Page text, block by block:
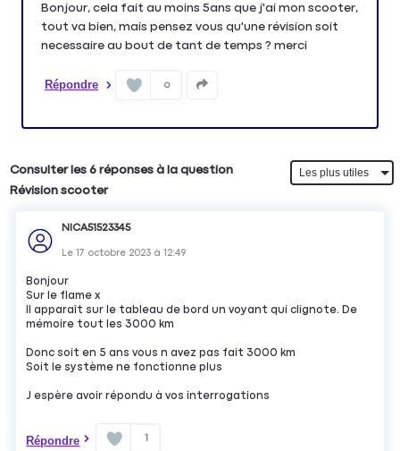
Bonjour, cela fait au moins 5ans que j'ai mon scooter,
tout va bien, mais pensez vous qu'une révision soit
necessaire au bout de tant de temps ? merci
Répondre 0
Consulter les 6 réponses à la question
Révision scooter
NICA51523345
Le17 octobre 2023 à12:49
Bonjour
Sur le flame x
Il apparaît sur le tableau de bord un voyant qui clignote. De
mémoire tout les 3000 km
Donc soit en 5 ans vous n avez pas fait 3000 km
Soit le système ne fonctionne plus
J espère avoir répondu à vos interrogations
Répondre 1